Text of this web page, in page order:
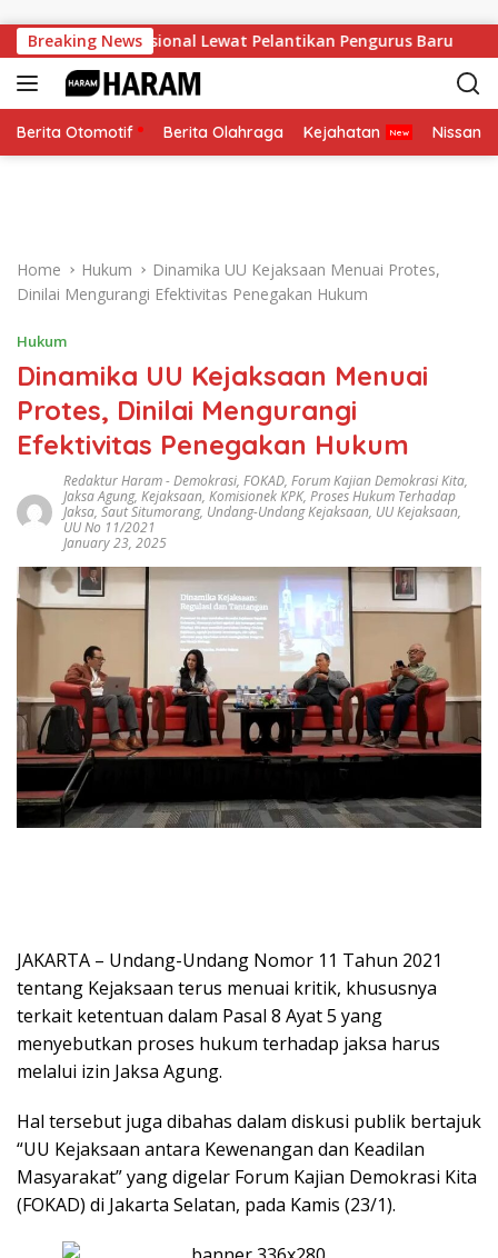
Breaking News
Soliditas Nasional Lewat Pelantikan Pengurus Baru
Berita Otomotif Berita Olahraga Kejahatan Nissan
Home Hukum
Dinamika UU Kejaksaan Menuai Protes,
Dinilai Mengurangi Efektivitas Penegakan Hukum
Hukum
Dinamika UU Kejaksaan Menuai
Protes, Dinilai Mengurangi
Efektivitas Penegakan Hukum
Redaktur Haram-Demokrasi, FOKAD, Forum Kajian Demokrasi Kita,
Jaksa Agung, Kejaksaan, Komisionek KPK, Proses Hukum Terhadap
Jaksa, Saut Situmorang, Undang-Undang Kejaksaan, UU Kejaksaan,
UU No 11/2021
January 23, 2025
JAKARTA – Undang-Undang Nomor 11 Tahun 2021
tentang Kejaksaan terus menuai kritik, khususnya
terkait ketentuan dalam Pasal 8 Ayat 5 yang
menyebutkan proses hukum terhadap jaksa harus
melalui izin Jaksa Agung.
Hal tersebut juga dibahas dalam diskusi publik bertajuk
“UU Kejaksaan antara Kewenangan dan Keadilan
Masyarakat” yang digelar Forum Kajian Demokrasi Kita
(FOKAD) di Jakarta Selatan, pada Kamis (23/1).